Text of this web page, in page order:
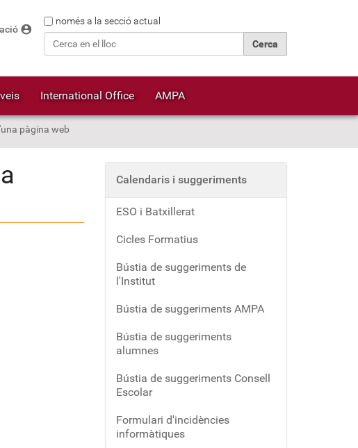
Cercanomés a la secció actual
account_circle
International Office AMPA
pàgina web
Calendaris i suggeriments
ESO i Batxillerat
Cicles Formatius
Bústia de suggeriments de
l'Institut
Bústia de suggeriments AMPA
Bústia de suggeriments
alumnes
Bústia de suggeriments Consell
Escolar
Formulari d'incidències
informàtiques